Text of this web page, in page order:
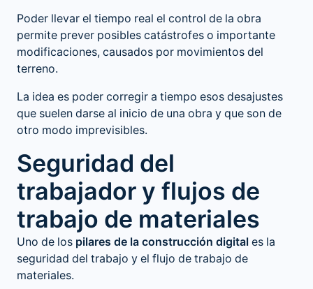
Poder llevar el tiempo real el control de la obra
permite prever posibles catástrofes o importante
modificaciones, causados por movimientos del
terreno.
La idea es poder corregir a tiempo esos desajustes
que suelen darse al inicio de una obra y que son de
otro modo imprevisibles.
Seguridad del
trabajador y flujos de
trabajo de materiales
Uno de los pilares de la construcción digital es la
seguridad del trabajo y el flujo de trabajo de
materiales.